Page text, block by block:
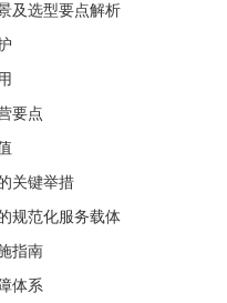
及选型要点解析
要点
关键举措
规范化服务载体
指南
体系